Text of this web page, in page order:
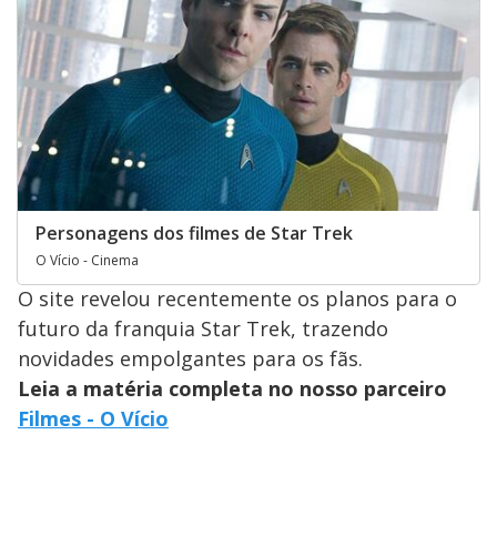
Personagens dos filmes de Star Trek
O Vício - Cinema
O site revelou recentemente os planos para o
futuro da franquia Star Trek, trazendo
novidades empolgantes para os fãs.
Leia a matéria completa no nosso parceiro
Filmes - O Vício